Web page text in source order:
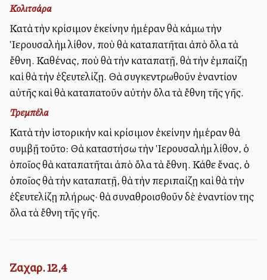
Κολιτσάρα
Κατὰ τὴν κρίσιμον ἐκείνην ἡμέραν θὰ κάμω τὴν
Ἱερουσαλὴμ λίθον, ποὺ θὰ καταπατῆται ἀπὸ ὅλα τὰ
ἔθνη. Καθένας, ποὺ θὰ τὴν καταπατῇ, θὰ τὴν ἐμπαίζῃ
καὶ θὰ τὴν ἐξευτελίζῃ. Θὰ συγκεντρωθοῦν ἐναντίον
αὐτῆς καὶ θὰ καταπατοῦν αὐτὴν ὅλα τὰ ἔθνη τῆς γῆς.
Τρεμπέλα
Κατὰ τὴν ἱστορικὴν καὶ κρίσιμον ἐκείνην ἡμέραν θὰ
συμβῇ τοῦτο: Θὰ καταστήσω τὴν Ἱερουσαλὴμ λίθον, ὁ
ὁποῖος θὰ καταπατῆται ἀπὸ ὅλα τὰ ἔθνη. Κάθε ἕνας, ὁ
ὁποῖος θὰ τὴν καταπατῇ, θὰ τὴν περιπαίζῃ καὶ θὰ τὴν
ἐξευτελίζῃ πλήρως· θὰ συναθροισθοῦν δὲ ἐναντίον της
ὅλα τὰ ἔθνη τῆς γῆς.
Ζαχαρ. 12,4